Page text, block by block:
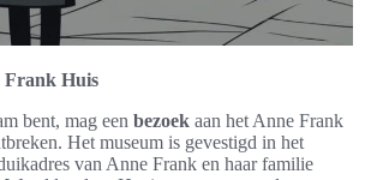
Frank Huis
bent, mag een bezoek aan het Anne Frank
Het museum is gevestigd in het
van Anne Frank en haar familie